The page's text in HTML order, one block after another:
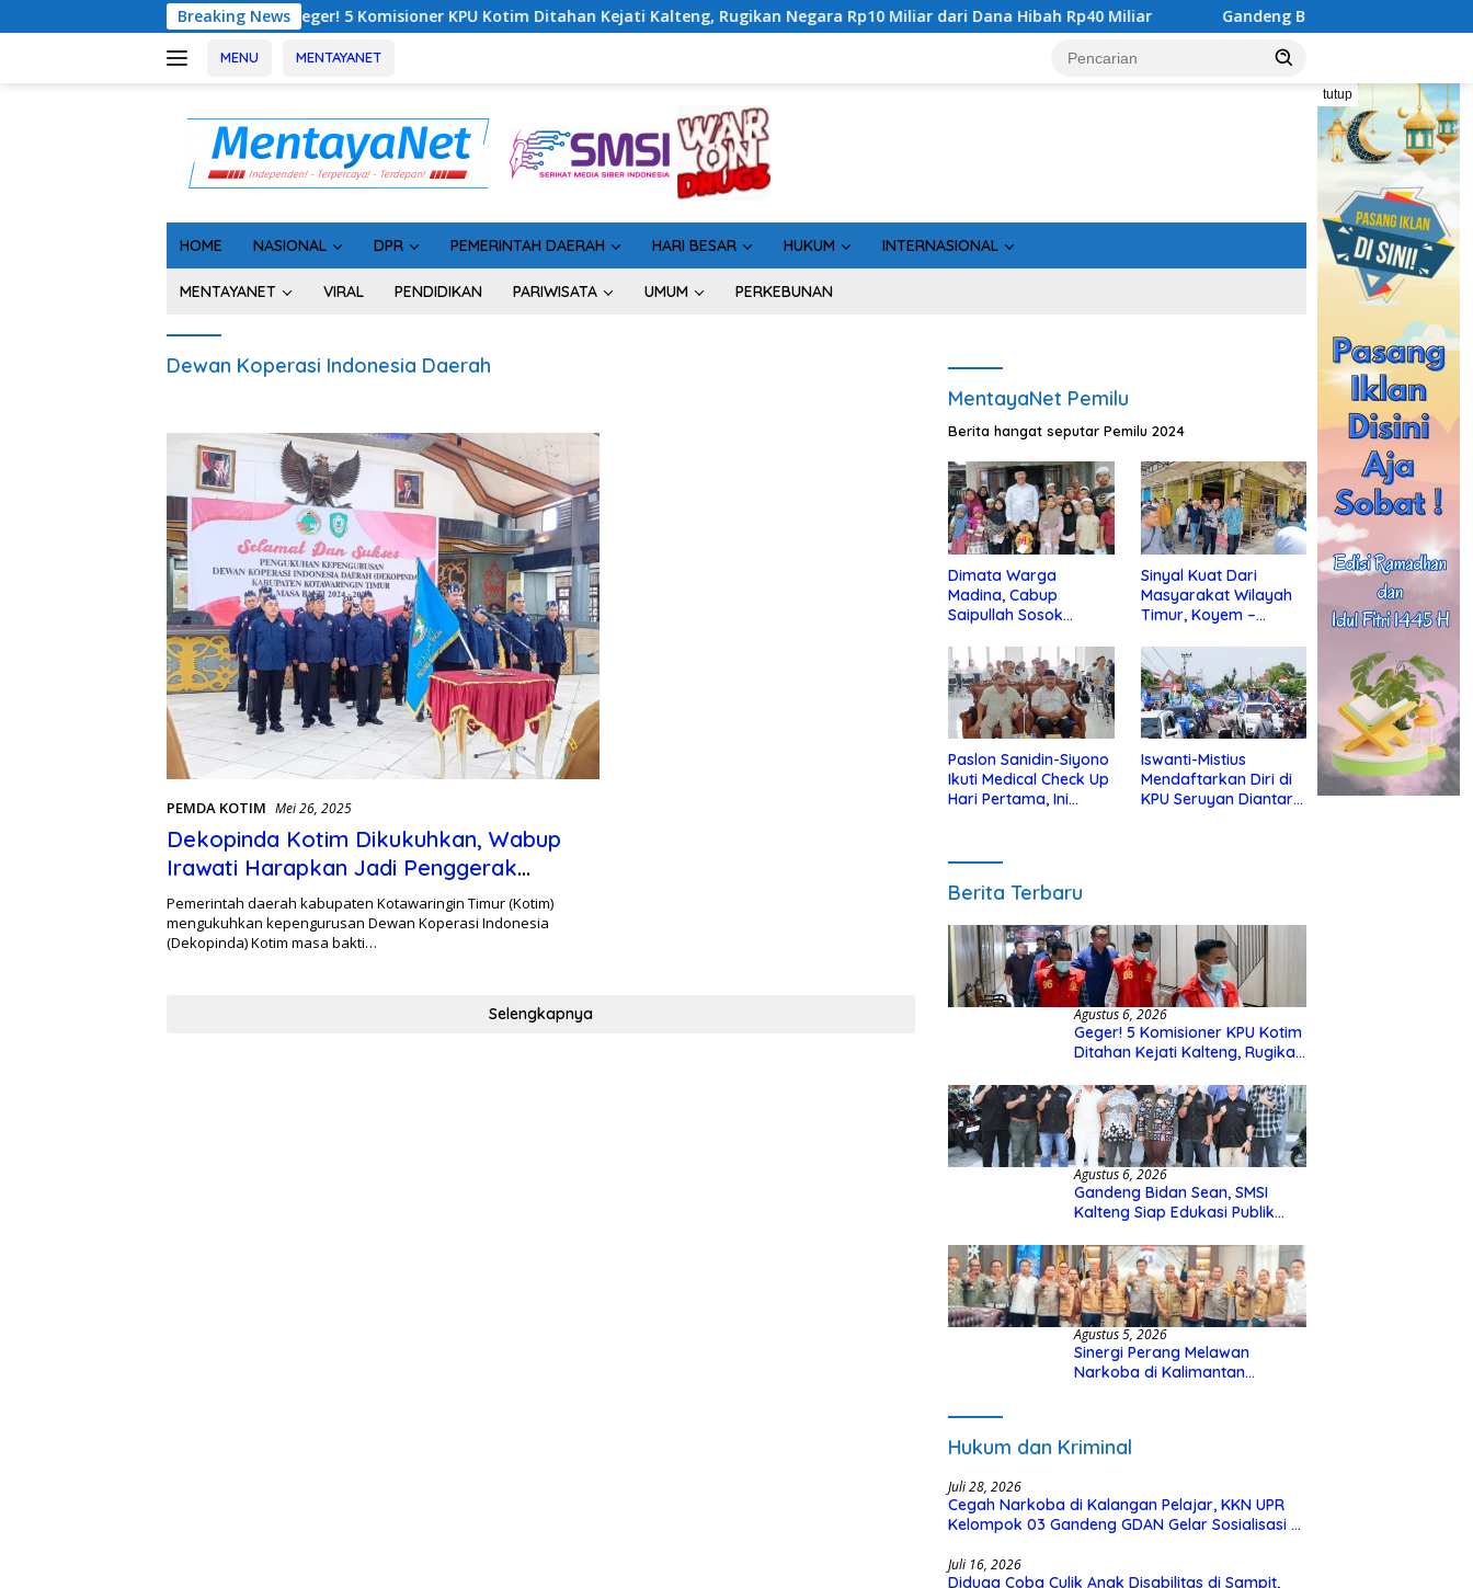
ke
Breaking News
Geger! 5 Komisioner KPU Kotim Ditahan Kejati Kalteng, Rugikan Negara Rp10 Miliar dari Dana Hibah Rp40 Miliar Gandeng Bidan Sean, SMSI Kalteng Siap
MENU MENTAYANET
tutup
HOME NASIONAL DPR PEMERINTAH DAERAH HARI BESAR HUKUM INTERNASIONAL
MENTAYANET VIRAL PENDIDIKAN PARIWISATA UMUM PERKEBUNAN
Dewan Koperasi Indonesia Daerah
PEMDA KOTIM Mei 26, 2025
Dekopinda Kotim Dikukuhkan, Wabup
Irawati Harapkan Jadi Penggerak
Ekonomi Lokal
Pemerintah daerah kabupaten Kotawaringin Timur (Kotim)
mengukuhkan kepengurusan Dewan Koperasi Indonesia
(Dekopinda) Kotim masa bakti…
Selengkapnya
MentayaNet Pemilu
Berita hangat seputar Pemilu 2024
Dimata Warga
Madina, Cabup
Saipullah Sosok
Anak Yatim
Sinyal Kuat Dari
Masyarakat Wilayah
Timur, Koyem –
di Kotim
Paslon Sanidin-Siyono
Ikuti Medical Check Up
Hari Pertama, Ini
Iswanti-Mistius
Mendaftarkan Diri di
KPU Seruyan Diantar
Berita Terbaru
Agustus 6, 2026
Geger! 5 Komisioner KPU Kotim
Ditahan Kejati Kalteng, Rugikan
Hibah Rp40 Miliar
Agustus 6, 2026
Gandeng Bidan Sean, SMSI
Kalteng Siap Edukasi Publik
Agustus 5, 2026
Sinergi Perang Melawan
Narkoba di Kalimantan
Hukum dan Kriminal
Juli 28, 2026
Cegah Narkoba di Kalangan Pelajar, KKN UPR
Kelompok 03 Gandeng GDAN Gelar Sosialisasi di
Juli 16, 2026
Diduga Coba Culik Anak Disabilitas di Sampit,